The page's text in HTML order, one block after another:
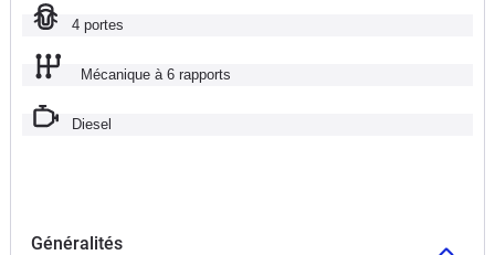
4 portes
Mécanique à 6 rapports
Diesel
Généralités